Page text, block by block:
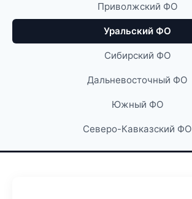
Приволжский ФО
Уральский ФО
Сибирский ФО
Дальневосточный ФО
Южный ФО
Северо-Кавказский ФО